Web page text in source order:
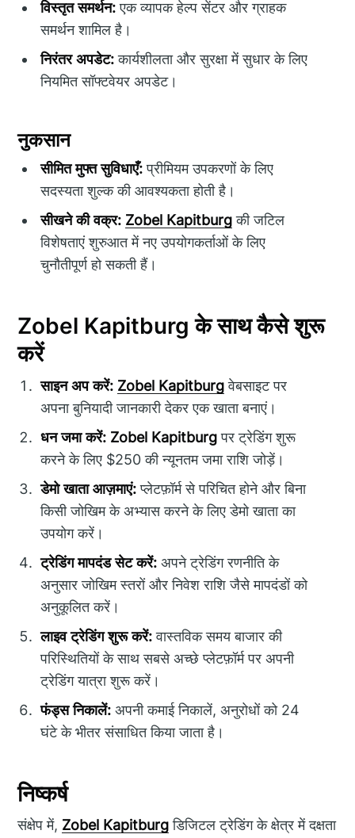
विस्तृत समर्थन:एक व्यापक हेल्प सेंटर और ग्राहक
समर्थन शामिल है।
निरंतर अपडेट:कार्यशीलता और सुरक्षा में सुधार के लिए
नियमित सॉफ्टवेयर अपडेट।
नुकसान
सीमित मुफ्त सुविधाएँ:प्रीमियम उपकरणों के लिए
सदस्यता शुल्क की आवश्यकता होती है।
सीखने की वक्र: Zobel Kapitburgकी जटिल
विशेषताएं शुरुआत में नए उपयोगकर्ताओं के लिए
चुनौतीपूर्ण हो सकती हैं।
Zobel Kapitburg के साथ कैसे शुरू
करें
साइन अप करें: Zobel Kapitburgवेबसाइट पर
अपना बुनियादी जानकारी देकर एक खाता बनाएं।
धन जमा करें: Zobel Kapitburgपर ट्रेडिंग शुरू
करने के लिए $250 की न्यूनतम जमा राशि जोड़ें।
डेमो खाता आज़माएं:प्लेटफ़ॉर्म से परिचित होने और बिना
किसी जोखिम के अभ्यास करने के लिए डेमो खाता का
उपयोग करें।
ट्रेडिंग मापदंड सेट करें: अपने ट्रेडिंग रणनीति के
अनुसार जोखिम स्तरों और निवेश राशि जैसे मापदंडों को
अनुकूलित करें।
लाइव ट्रेडिंग शुरू करें:वास्तविक समय बाजार की
परिस्थितियों के साथ सबसे अच्छे प्लेटफ़ॉर्म पर अपनी
ट्रेडिंग यात्रा शुरू करें।
फंड्स निकालें: अपनी कमाई निकालें, अनुरोधों को 24
घंटे के भीतर संसाधित किया जाता है।
निष्कर्ष
संक्षेप में, Zobel Kapitburgडिजिटल ट्रेडिंग के क्षेत्र में दक्षता